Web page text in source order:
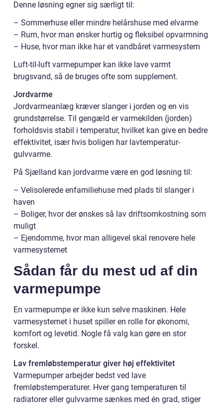
Denne løsning egner sig særligt til:
– Sommerhuse eller mindre helårshuse med elvarme
– Rum, hvor man ønsker hurtig og fleksibel opvarmning
– Huse, hvor man ikke har et vandbåret varmesystem
Luft-til-luft varmepumper kan ikke lave varmt
brugsvand, så de bruges ofte som supplement.
Jordvarme
Jordvarmeanlæg kræver slanger i jorden og en vis
grundstørrelse. Til gengæld er varmekilden (jorden)
forholdsvis stabil i temperatur, hvilket kan give en bedre
effektivitet, især hvis boligen har lavtemperatur-
gulvvarme.
På Sjælland kan jordvarme være en god løsning til:
– Velisolerede enfamiliehuse med plads til slanger i
haven
– Boliger, hvor der ønskes så lav driftsomkostning som
muligt
– Ejendomme, hvor man alligevel skal renovere hele
varmesystemet
Sådan får du mest ud af din
varmepumpe
En varmepumpe er ikke kun selve maskinen. Hele
varmesystemet i huset spiller en rolle for økonomi,
komfort og levetid. Nogle få valg kan gøre en stor
forskel.
Lav fremløbstemperatur giver høj effektivitet
Varmepumper arbejder bedst ved lave
fremløbstemperaturer. Hver gang temperaturen til
radiatorer eller gulvvarme sænkes med én grad, stiger